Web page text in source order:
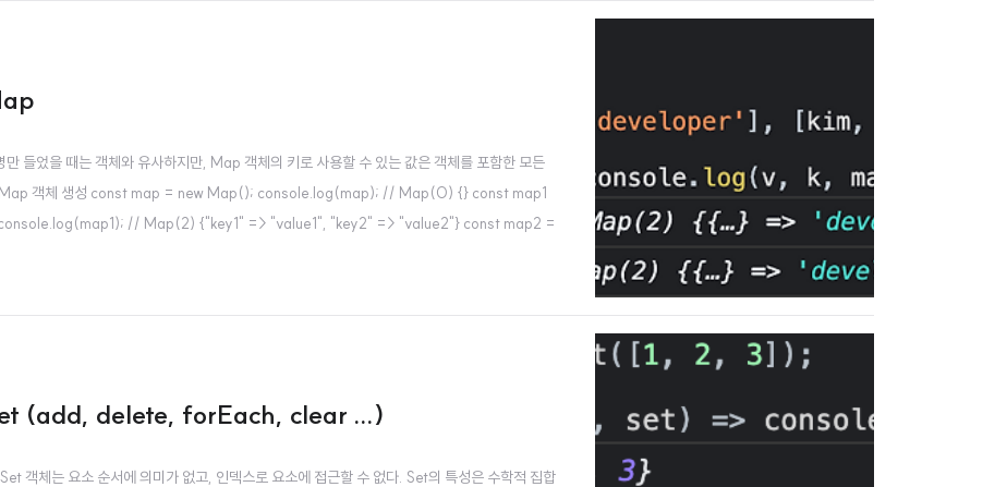
들었을 때는 객체와 유사하지만, Map 객체의 키로 사용할 수 있는 값은 객체를 포함한 모든
. Map 객체 생성 const map = new Map(); console.log(map); // Map(0) {} const map1
// Map(2) {"key1" => "value1", "key2" => "value2"} const map2 =
(add, delete, forEach, clear ...)
객체는 요소 순서에 의미가 없고, 인덱스로 요소에 접근할 수 없다. Set의 특성은 수학적 집합